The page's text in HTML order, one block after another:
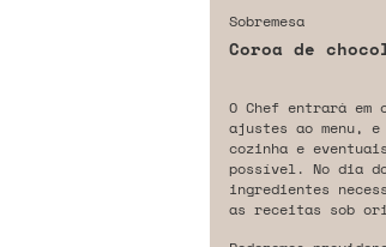
Sobremesa
Coroa de
O Chef entrará em
ajustes ao menu,
cozinha e
possível. No dia
ingredientes
as receitas sob